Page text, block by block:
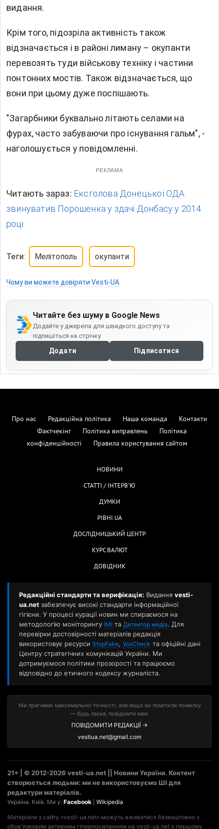
видання.
Крім того, підозріла активність також
відзначається і в районі лиману – окупанти
перевозять туди військову техніку і частини
понтонних мостів. Також відзначається, що
вони при цьому дуже поспішають.
"Загарбники буквально літають селами на
фурах, часто забуваючи про існування гальм", -
наголошується у повідомленні.
РЕКЛАМА
Читають зараз: Ексголова Донецької ОДА
звинуватив Порошенка у здачі Донбасу у 2014
році.
Теги: Мелітополь окупанти
Чому ви можете довіряти Vesti-UA
Читайте без шуму в Google News
Додайте у джерела для швидкого доступу та
підпишіться на стрічку
Додати Підписатися
Про нас Редакційна політика Наша команда
Контакти
Фактчекінг
Політика виправлень
Політика
конфіденційності
Правила користування сайтом
НОВИНИ
СТАТТІ / ІНТЕРВ'Ю
ДУМКИ
РІВНІ.UA
ДОСЛІДНИЦЬКИЙ ЦЕНТР
КУРС ВАЛЮТ
ДОВІДНИК
Редакційні стандарти та верифікація: Видання vesti-
ua.net забезпечує високі стандарти інформаційної
гігієни. У процесі курації новин ми спираємося на
методологію моніторингу ІМІ та Детектор медіа. Для
перевірки достовірності матеріалів редакція
використовує ресурси StopFake, VoxCheck та офіційні дані
Центру стратегічних комунікацій України. Ми
дотримуємося політики прозорості та працюємо
відповідно до етичного кодексу журналіста.
Ми прагнемо максимальної точності, але якщо ви помітили помилку
— будь ласка, повідомте нам:
ПОВІДОМИТИ РЕДАКЦІЇ →
vestiua.net@gmail.com
21+ | © 2012-2026 vesti-ua.net || Новини України. Контент
створюється людьми: ми не використовуємо ШІ для
редактури матеріалів.
Україна. Київ. Ми у: Facebook Wikipedia
Матеріали з сайту «vesti-ua.net» можуть вживатися безкоштовно з
обов'язковим активним гіперпосиланням на vesti-ua.net у першому